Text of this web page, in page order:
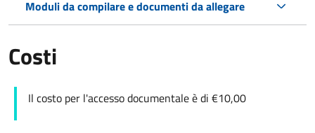
Moduli da compilare e documenti da allegare
Costi
Il costo per l'accesso documentale è di €10,00